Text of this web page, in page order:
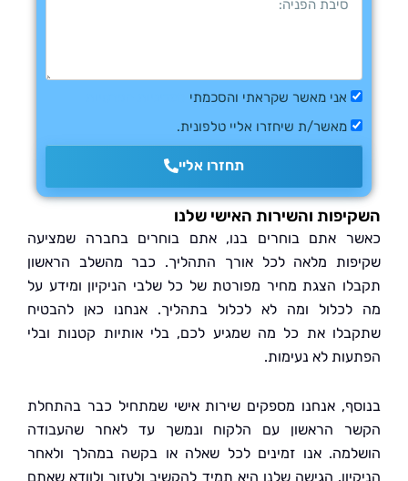
אני מאשר שקראתי והסכמתי למדיניות הפרטיות
מאשר/ת שיחזרו אליי טלפונית.
תחזרו אליי
והשירות האישי שלנו
אתם בוחרים בנו, אתם בוחרים בחברה שמציעה
מלאה לכל אורך התהליך. כבר מהשלב הראשון
הצגת מחיר מפורטת של כל שלבי הניקיון ומידע על
ומה לא לכלול בתהליך. אנחנו כאן להבטיח
את כל מה שמגיע לכם, בלי אותיות קטנות ובלי
לא נעימות.
אנחנו מספקים שירות אישי שמתחיל כבר בהתחלת
הראשון עם הלקוח ונמשך עד לאחר שהעבודה
אנו זמינים לכל שאלה או בקשה במהלך ולאחר
הגישה שלנו היא תמיד להקשיב ולעזור ולוודא שאתם